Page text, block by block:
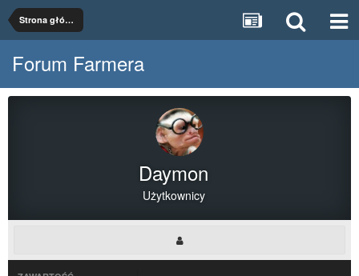
Strona główna
Forum Farmera
Daymon
Użytkownicy